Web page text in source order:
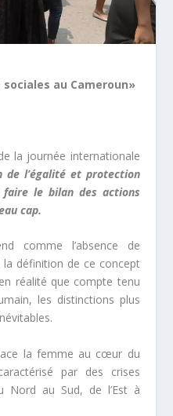
au Cameroun»
la journée internationale
de l’égalité et protection
le bilan des actions
cap.
comme l’absence de
définition de ce concept
réalité que compte tenu
les distinctions plus
la femme au cœur du
par des crises
Nord au Sud, de l’Est à